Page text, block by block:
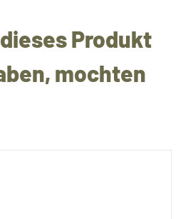
Produkt
mochten